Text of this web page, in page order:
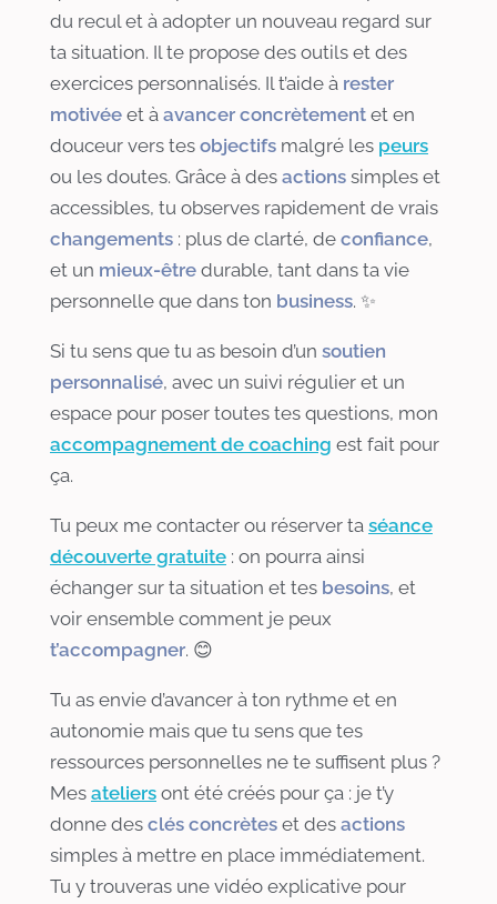
du recul et à adopter un nouveau regard sur
ta situation. Il te propose des outils et des
exercices personnalisés. Il t’aide à rester
motivée et à avancer concrètement et en
douceur vers tes objectifs malgré les peurs
ou les doutes. Grâce à des actions simples et
accessibles, tu observes rapidement de vrais
changements : plus de clarté, de confiance,
et un mieux-être durable, tant dans ta vie
personnelle que dans ton business. ✨
Si tu sens que tu as besoin d’un soutien
personnalisé, avec un suivi régulier et un
espace pour poser toutes tes questions, mon
accompagnement de coaching est fait pour
ça.
Tu peux me contacter ou réserver ta séance
découverte gratuite : on pourra ainsi
échanger sur ta situation et tes besoins, et
voir ensemble comment je peux
t’accompagner. 😊
Tu as envie d’avancer à ton rythme et en
autonomie mais que tu sens que tes
ressources personnelles ne te suffisent plus ?
Mes ateliers ont été créés pour ça : je t’y
donne des clés concrètes et des actions
simples à mettre en place immédiatement.
Tu y trouveras une vidéo explicative pour